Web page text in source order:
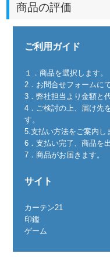
商品の評価
ご利用ガイド
１．商品を選択します。
2．お問合せフォームに
3．弊社担当より金額と
4．ご検討の上、届け先
す。
5.支払い方法をご案内し
6．支払い完了、商品を
7．商品がお届きます。
サイト
カーテン21
印鑑
ゲーム